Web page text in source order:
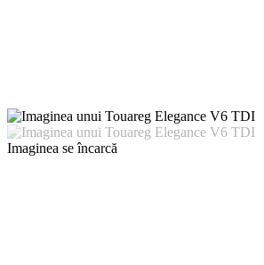
Imaginea se încarcă